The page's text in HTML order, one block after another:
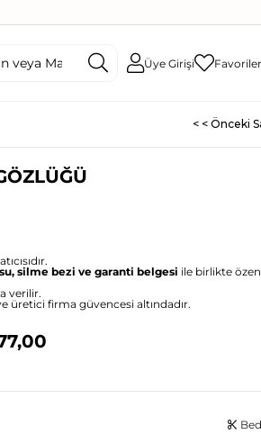
Üye Girişi
< < Önceki
silme bezi ve garanti belgesi ile birlikte
verilir.
üretici firma güvencesi altındadır.